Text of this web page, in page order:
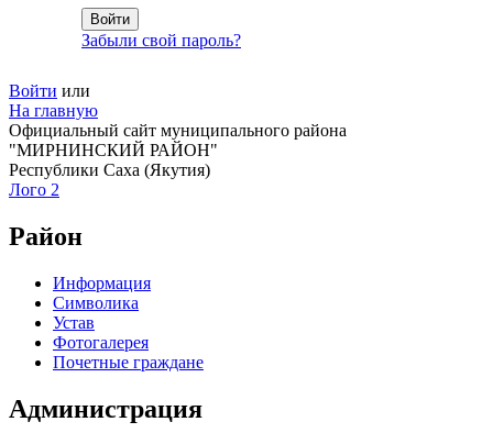
Забыли свой пароль?
Войти или
На главную
Официальный сайт муниципального района
"МИРНИНСКИЙ РАЙОН"
Республики Саха (Якутия)
Лого 2
Район
Информация
Символика
Устав
Фотогалерея
Почетные граждане
Администрация